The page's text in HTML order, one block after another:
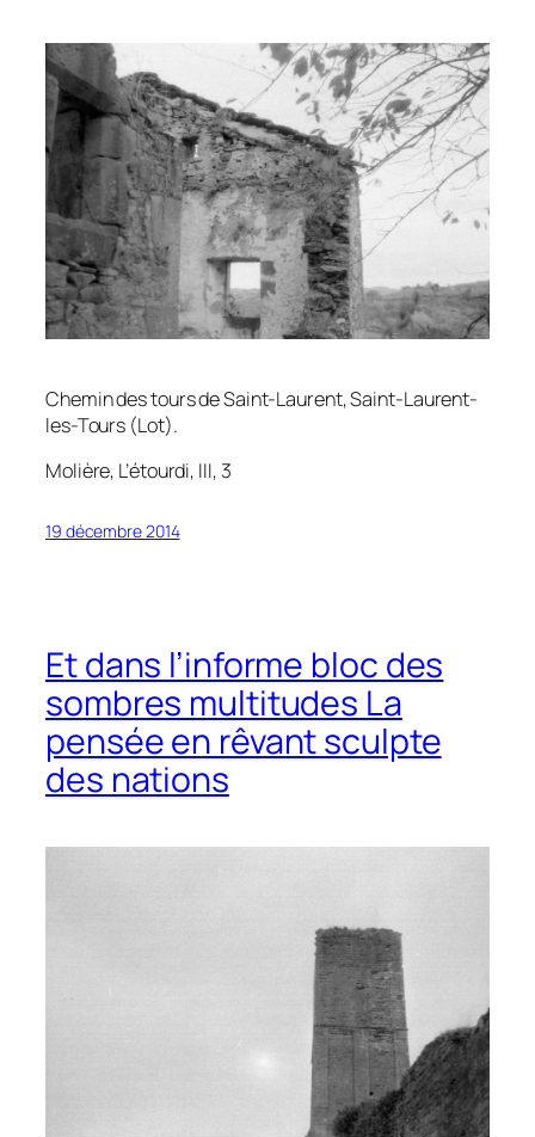
Chemin des tours de Saint-Laurent, Saint-Laurent-
les-Tours (Lot).
Molière, L’étourdi, III, 3
19 décembre 2014
Et dans l’informe bloc des
sombres multitudes La
pensée en rêvant sculpte
des nations